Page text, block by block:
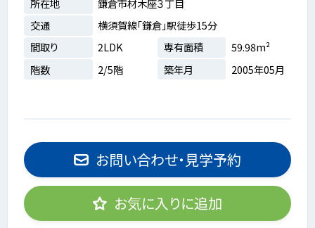
所在地
鎌倉市材木座３丁目
交通
横須賀線「鎌倉」駅徒歩15分
間取り
2LDK 専有面積
59.98m²
階数
2/5階 築年月 2005年05月
お問い合わせ・見学予約
お気に入りに追加